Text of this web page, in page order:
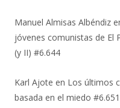
Manuel Almisas Albéndiz
jóvenes comunistas de El
(y II) #6.644
Karl Ajote en Los últimos
basada en el miedo #6.651